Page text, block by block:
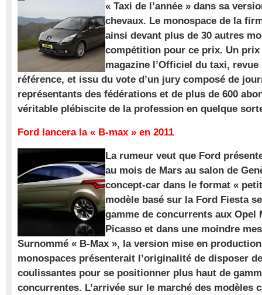
« Taxi de l’année » dans sa
chevaux. Le monospace de la
ainsi devant plus de 30 autres
compétition pour ce prix. Un
magazine l’Officiel du taxi,
référence, et issu du vote d’un jury composé de
représentants des fédérations et de plus de 600
véritable plébiscite de la profession en quelque
Ford lancera la « B-max » en 2011
La rumeur veut que Ford
au mois de Mars au salon de
concept-car dans le format «
modèle basé sur la Ford Fiesta
gamme de concurrents aux Opel
Picasso et dans une moindre
Surnommé « B-Max », la version mise en
monospaces présenterait l’originalité de disposer
coulissantes pour se positionner plus haut de
concurrentes. L’arrivée sur le marché des modèles